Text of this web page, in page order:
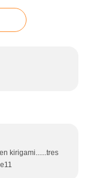
kirigami......tres